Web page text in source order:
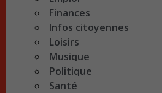
Finances
Infos citoyennes
Loisirs
Musique
Politique
Santé